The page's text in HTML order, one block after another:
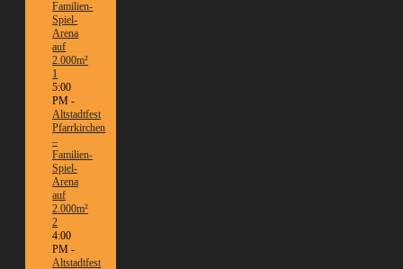
Familien-
Spiel-
Arena
auf
2.000m²
1
5:00
PM -
Altstadtfest
Pfarrkirchen
–
Familien-
Spiel-
Arena
auf
2.000m²
2
4:00
PM -
Altstadtfest